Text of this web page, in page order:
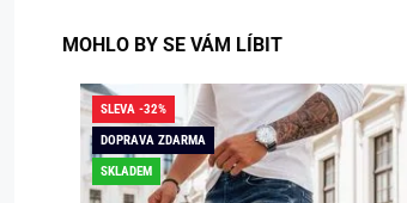
MOHLO BY SE VÁM LÍBIT
SLEVA -32%
DOPRAVA ZDARMA
SKLADEM